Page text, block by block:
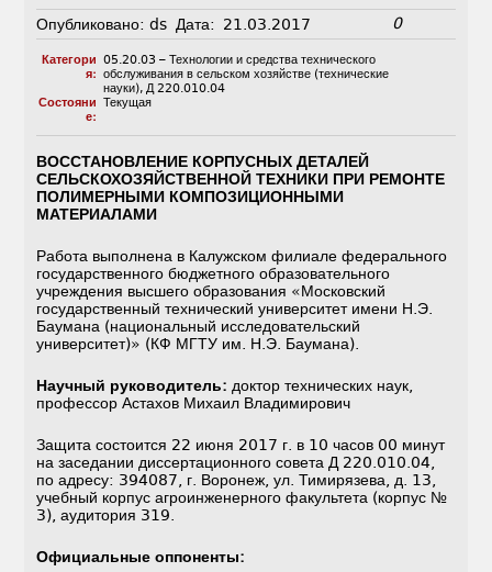
Опубликовано: ds Дата: 21.03.2017 0
Категори
я:
05.20.03 – Технологии и средства технического
обслуживания в сельском хозяйстве (технические
науки), Д 220.010.04
Состояни
е:
Текущая
ВОССТАНОВЛЕНИЕ КОРПУСНЫХ ДЕТАЛЕЙ
СЕЛЬСКОХОЗЯЙСТВЕННОЙ ТЕХНИКИ ПРИ РЕМОНТЕ
ПОЛИМЕРНЫМИ КОМПОЗИЦИОННЫМИ
МАТЕРИАЛАМИ
Работа выполнена в Калужском филиале федерального
государственного бюджетного образовательного
учреждения высшего образования «Московский
государственный технический университет имени Н.Э.
Баумана (национальный исследовательский
университет)» (КФ МГТУ им. Н.Э. Баумана).
Научный руководитель: доктор технических наук,
профессор Астахов Михаил Владимирович
Защита состоится 22 июня 2017 г. в 10 часов 00 минут
на заседании диссертационного совета Д 220.010.04,
по адресу: 394087, г. Воронеж, ул. Тимирязева, д. 13,
учебный корпус агроинженерного факультета (корпус №
3), аудитория 319.
Официальные оппоненты: